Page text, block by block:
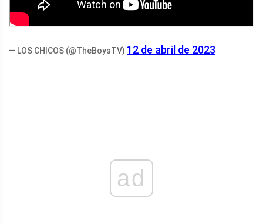
— LOS CHICOS (@TheBoysTV) 12 de abril de 2023
ad